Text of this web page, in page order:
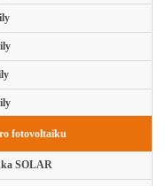
fotovoltaiku
SOLAR